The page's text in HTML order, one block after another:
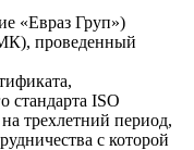
«Евраз Груп»)
проведенный
стандарта ISO
трехлетний период,
с которой